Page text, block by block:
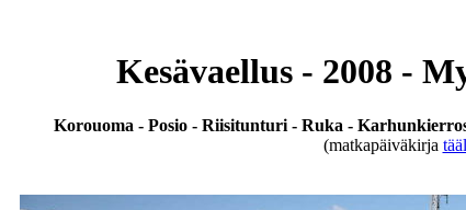
Kesävaellus - 2008 -
Korouoma - Posio - Riisitunturi - Ruka -
(matkapäiväkirja